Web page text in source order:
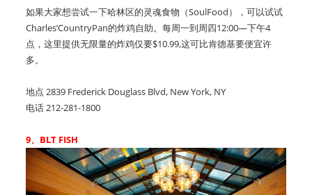
如果大家想尝试一下哈林区的灵魂食物（SoulFood），可以试试
Charles’CountryPan的炸鸡自助。每周一到周四12:00—下午4
点，这里提供无限量的炸鸡仅要$10.99,这可比肯德基要便宜许
多。
地点 2839 Frederick Douglass Blvd, New York, NY
电话 212-281-1800
9、BLT FISH